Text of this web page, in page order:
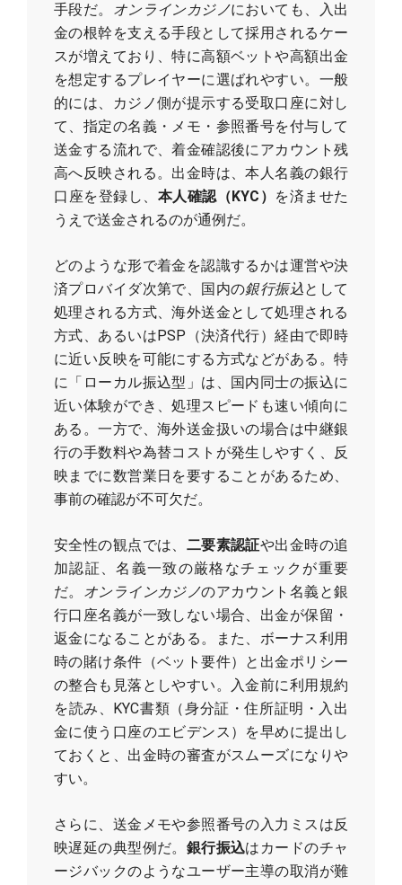
手段だ。 オンラインカジノにおいても、入出
金の根幹を支える手段として採用されるケー
スが増えており、特に高額ベットや高額出金
を想定するプレイヤーに選ばれやすい。一般
的には、カジノ側が提示する受取口座に対し
て、指定の名義・メモ・参照番号を付与して
送金する流れで、着金確認後にアカウント残
高へ反映される。出金時は、本人名義の銀行
口座を登録し、 本人確認（KYC） を済ませた
うえで送金されるのが通例だ。
どのような形で着金を認識するかは運営や決
済プロバイダ次第で、国内の銀行振込として
処理される方式、海外送金として処理される
方式、あるいはPSP（決済代行）経由で即時
に近い反映を可能にする方式などがある。特
に「ローカル振込型」は、国内同士の振込に
近い体験ができ、処理スピードも速い傾向に
ある。一方で、海外送金扱いの場合は中継銀
行の手数料や為替コストが発生しやすく、反
映までに数営業日を要することがあるため、
事前の確認が不可欠だ。
安全性の観点では、 二要素認証や出金時の追
加認証、名義一致の厳格なチェックが重要
だ。 オンラインカジノのアカウント名義と銀
行口座名義が一致しない場合、出金が保留・
返金になることがある。また、ボーナス利用
時の賭け条件（ベット要件）と出金ポリシー
の整合も見落としやすい。入金前に利用規約
を読み、KYC書類（身分証・住所証明・入出
金に使う口座のエビデンス）を早めに提出し
ておくと、出金時の審査がスムーズになりや
すい。
さらに、送金メモや参照番号の入力ミスは反
映遅延の典型例だ。 銀行振込はカードのチャ
ージバックのようなユーザー主導の取消が難